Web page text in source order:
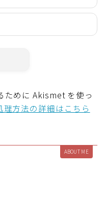
ために Akismet を使っ
理方法の詳細はこちら
ABOUT ME